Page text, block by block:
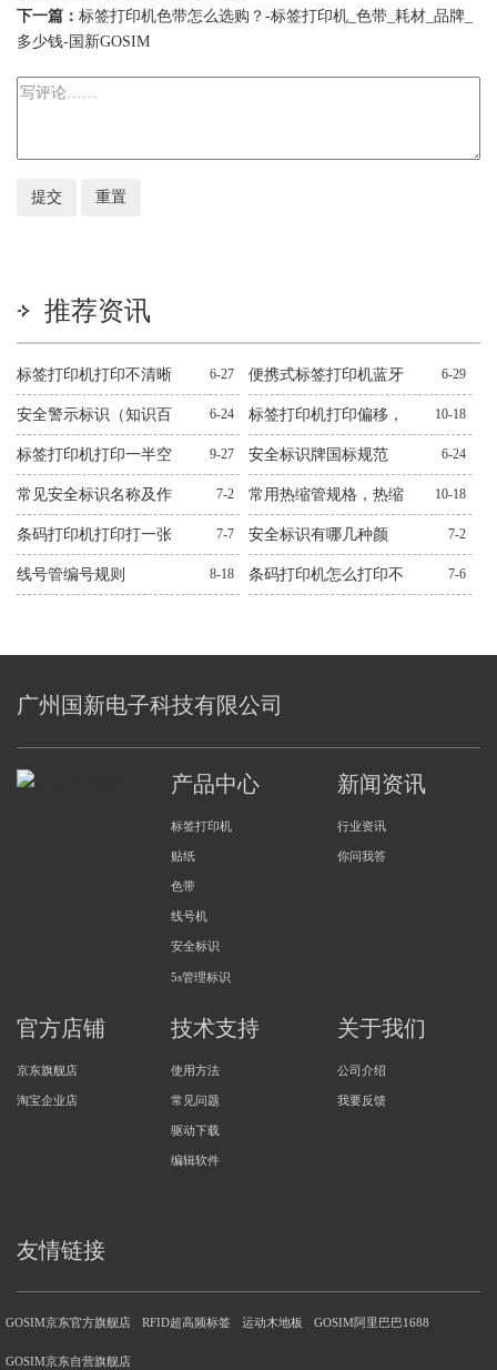
下一篇： 标签打印机色带怎么选购？-标签打印机_色带_耗材_品牌_
多少钱-国新GOSIM
推荐资讯
标签打印机打印不清晰
怎么处理？十二种常见
问题解决方法
6-27 便携式标签打印机蓝牙
连不上解决方法
6-29
安全警示标识（知识百
科）
6-24 标签打印机打印偏移，
错位，跳纸解决方法
10-18
标签打印机打印一半空
白解决方法
9-27 安全标识牌国标规范 6-24
常见安全标识名称及作
用图文
7-2 常用热缩管规格，热缩
管规格大全
10-18
条码打印机打印打一张
空一张解决方法
7-7 安全标识有哪几种颜
色？有什么作用？
7-2
线号管编号规则 8-18 条码打印机怎么打印不 7-6
广州国新电子科技有限公司
产品中心
标签打印机
贴纸
色带
线号机
安全标识
5s管理标识
新闻资讯
行业资讯
你问我答
官方店铺
京东旗舰店
淘宝企业店
技术支持
使用方法
常见问题
驱动下载
编辑软件
关于我们
公司介绍
我要反馈
友情链接
GOSIM京东官方旗舰店 RFID超高频标签 运动木地板 GOSIM阿里巴巴1688
GOSIM京东自营旗舰店